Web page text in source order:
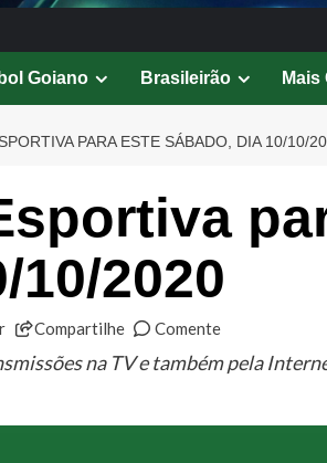
Goiano Brasileirão
PARA ESTE SÁBADO, DIA 10/10/
10/2020
Compartilhe Comente
na TV e também pela